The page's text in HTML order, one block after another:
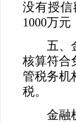
没有授
1000万元
五、金
核算符合
管税务机
税。
金融机